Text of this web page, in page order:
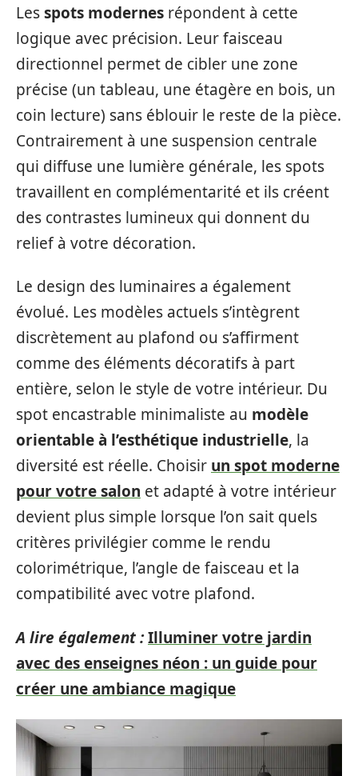
Lesspots modernes répondent à cette
logique avec précision. Leur faisceau
directionnel permet de cibler une zone
précise (un tableau, une étagère en bois, un
coin lecture) sans éblouir le reste de la pièce.
Contrairement à une suspension centrale
qui diffuse une lumière générale, les spots
travaillent en complémentarité et ils créent
des contrastes lumineux qui donnent du
relief à votre décoration.
Le design des luminaires a également
évolué. Les modèles actuels s’intègrent
discrètement au plafond ou s’affirment
comme des éléments décoratifs à part
entière, selon le style de votre intérieur. Du
spot encastrable minimaliste au modèle
orientable à l’esthétique industrielle, la
diversité est réelle. Choisir un spot moderne
pour votre salon et adapté à votre intérieur
devient plus simple lorsque l’on sait quels
critères privilégier comme le rendu
colorimétrique, l’angle de faisceau et la
compatibilité avec votre plafond.
A lire également :Illuminer votre jardin
avec des enseignes néon : un guide pour
créer une ambiance magique